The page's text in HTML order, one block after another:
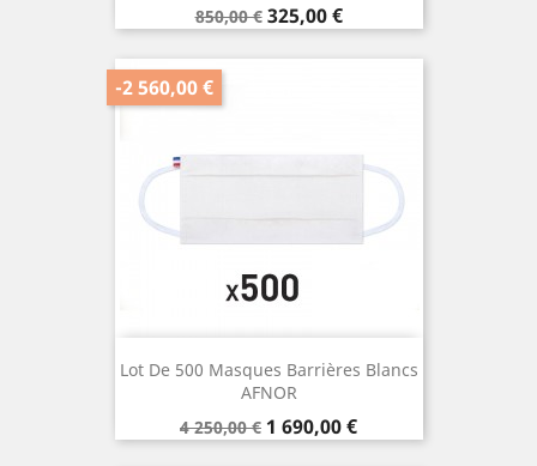
Prix
de
base
850,00 € Prix
325,00 €
Lot De 500 Masques Barrières Blancs
AFNOR
Prix
de
4 250,00 €
-2 560,00 €
Prix
1 690,00 €